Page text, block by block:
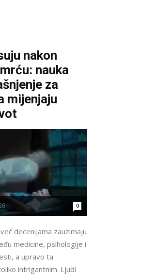
nakon
nauka
za
mijenjaju
0
decenijama zauzimaju
medicine, psihologije i
a upravo ta
intrigantnim. Ljudi